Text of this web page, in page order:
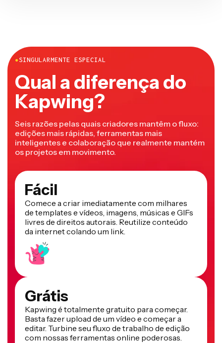
●SINGULARMENTE ESPECIAL
Qual a diferença do
Kapwing?
Seis razões pelas quais criadores mantêm o fluxo:
edições mais rápidas, ferramentas mais
inteligentes e colaboração que realmente mantém
os projetos em movimento.
Fácil
Comece a criar imediatamente com milhares
de templates e vídeos, imagens, músicas e GIFs
livres de direitos autorais. Reutilize conteúdo
da internet colando um link.
Grátis
Kapwing é totalmente gratuito para começar.
Basta fazer upload de um vídeo e começar a
editar. Turbine seu fluxo de trabalho de edição
com nossas ferramentas online poderosas.